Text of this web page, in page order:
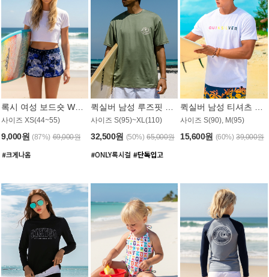
사이즈 XS(44~55)
9,000원 (87%) 69,000원
사이즈 S(95)~XL(110)
32,500원 (50%) 65,000원
사이즈 S(90), M(95)
15,600원 (60%) 39,000원